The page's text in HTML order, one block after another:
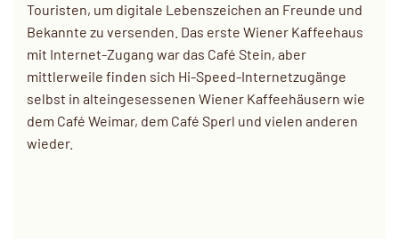
Touristen, um digitale Lebenszeichen an Freunde und
Bekannte zu versenden. Das erste Wiener Kaffeehaus
mit Internet-Zugang war das Café Stein, aber
mittlerweile finden sich Hi-Speed-Internetzugänge
selbst in alteingesessenen Wiener Kaffeehäusern wie
dem Café Weimar, dem Café Sperl und vielen anderen
wieder.